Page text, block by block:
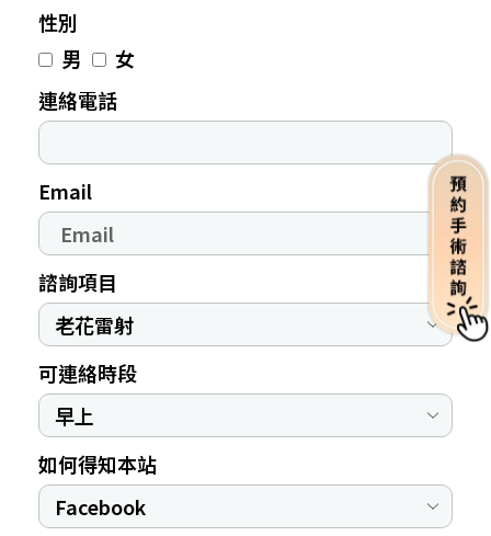
性別
男
女
連絡電話
Email
諮詢項目
可連絡時段
如何得知本站